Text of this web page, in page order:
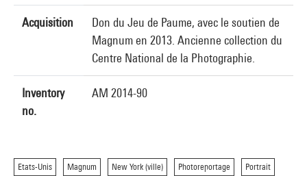
Acquisition
Don du Jeu de Paume, avec le soutien de
Magnum en 2013. Ancienne collection du
Centre National de la Photographie.
Inventory
no.
AM 2014-90
Etats-Unis Magnum New York (ville) Photoreportage Portrait